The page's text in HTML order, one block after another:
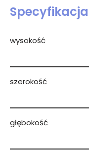
wysokość
szerokość
głębokość